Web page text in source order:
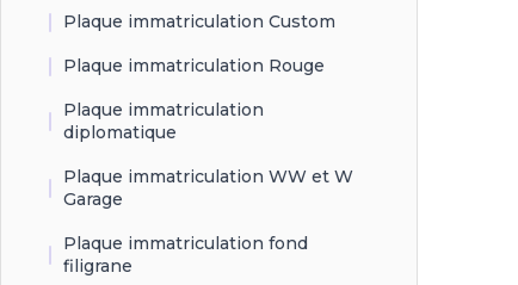
Plaque immatriculation Custom
Plaque immatriculation Rouge
Plaque immatriculation
diplomatique
Plaque immatriculation WW et W
Garage
Plaque immatriculation fond
filigrane